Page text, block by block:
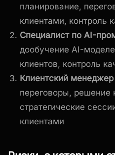
планирование,
клиентами, контроль
Специалист по AI-
дообучение AI-
клиентов, контроль
Клиентский менеджер
переговоры, решение
стратегические
клиентами